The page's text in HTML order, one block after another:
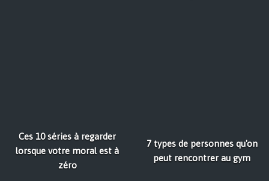
Ces 10 séries à regarder
lorsque votre moral est à
zéro
7 types de personnes qu'on
peut rencontrer au gym